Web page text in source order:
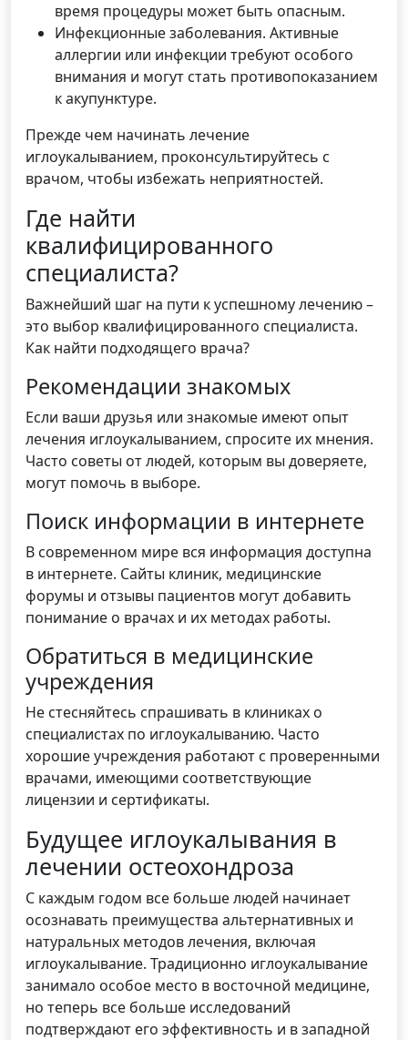
время процедуры может быть опасным.
Инфекционные заболевания. Активные
аллергии или инфекции требуют особого
внимания и могут стать противопоказанием
к акупунктуре.
Прежде чем начинать лечение
иглоукалыванием, проконсультируйтесь с
врачом, чтобы избежать неприятностей.
Где найти
квалифицированного
специалиста?
Важнейший шаг на пути к успешному лечению –
это выбор квалифицированного специалиста.
Как найти подходящего врача?
Рекомендации знакомых
Если ваши друзья или знакомые имеют опыт
лечения иглоукалыванием, спросите их мнения.
Часто советы от людей, которым вы доверяете,
могут помочь в выборе.
Поиск информации в интернете
В современном мире вся информация доступна
в интернете. Сайты клиник, медицинские
форумы и отзывы пациентов могут добавить
понимание о врачах и их методах работы.
Обратиться в медицинские
учреждения
Не стесняйтесь спрашивать в клиниках о
специалистах по иглоукалыванию. Часто
хорошие учреждения работают с проверенными
врачами, имеющими соответствующие
лицензии и сертификаты.
Будущее иглоукалывания в
лечении остеохондроза
С каждым годом все больше людей начинает
осознавать преимущества альтернативных и
натуральных методов лечения, включая
иглоукалывание. Традиционно иглоукалывание
занимало особое место в восточной медицине,
но теперь все больше исследований
подтверждают его эффективность и в западной